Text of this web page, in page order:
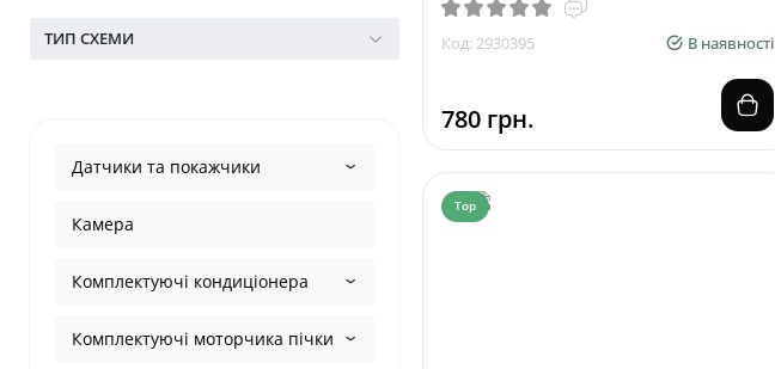
ТИП СХЕМИ
Датчики та покажчики
Камера
Комплектуючі кондиціонера
Комплектуючі моторчика пічки
Код: 2930395 В наявності
780 грн.
Top